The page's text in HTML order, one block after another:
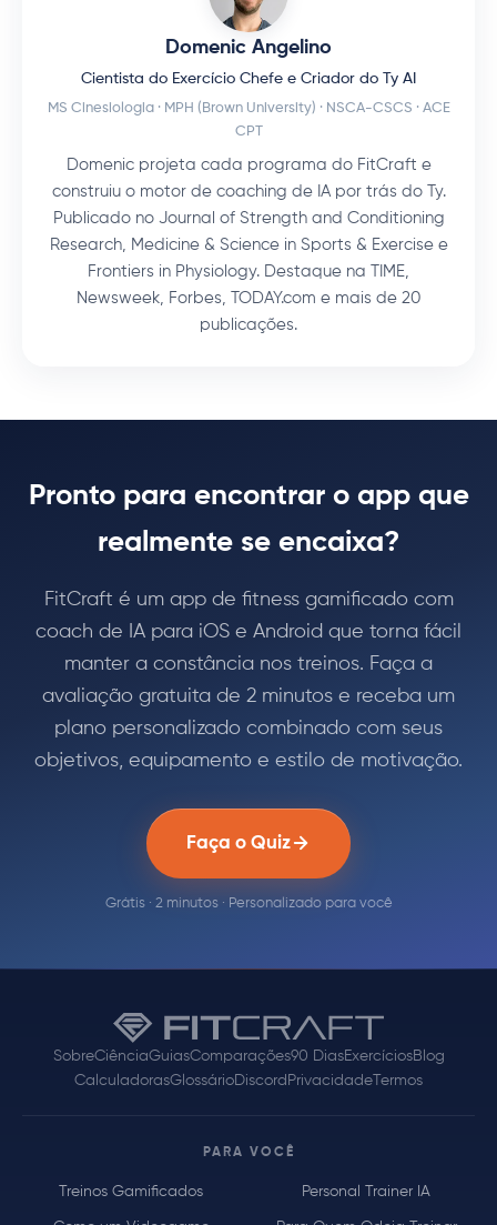
Domenic Angelino
Cientista do Exercício Chefe e Criador do Ty AI
MS Cinesiologia · MPH (Brown University) · NSCA-CSCS · ACE
CPT
Domenic projeta cada programa do FitCraft e
construiu o motor de coaching de IA por trás do Ty.
Publicado no Journal of Strength and Conditioning
Research, Medicine & Science in Sports & Exercise e
Frontiers in Physiology. Destaque na TIME,
Newsweek, Forbes, TODAY.com e mais de 20
publicações.
Pronto para encontrar o app que
realmente se encaixa?
FitCraft é um app de fitness gamificado com
coach de IA para iOS e Android que torna fácil
manter a constância nos treinos. Faça a
avaliação gratuita de 2 minutos e receba um
plano personalizado combinado com seus
objetivos, equipamento e estilo de motivação.
Faça o Quiz
Grátis · 2 minutos · Personalizado para você
SobreCiênciaGuiasComparações90 DiasExercíciosBlog
CalculadorasGlossárioDiscord PrivacidadeTermos
PARA VOCÊ
Treinos Gamificados Personal Trainer IA